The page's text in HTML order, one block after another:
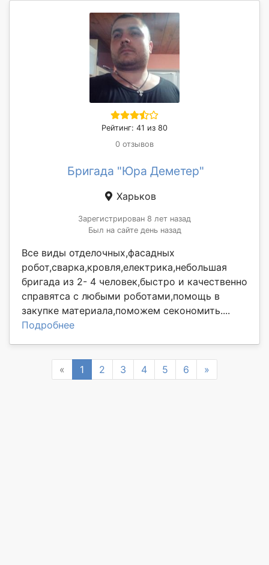
Рейтинг: 41 из 80
0 отзывов
Бригада "Юра Деметер"
Харьков
Зарегистрирован 8 лет назад
Был на сайте день назад
Все виды отделочных,фасадных
робот,сварка,кровля,електрика,небольшая
бригада из 2- 4 человек,быстро и качественно
справятса с любыми роботами,помощь в
закупке материала,поможем секономить....
Подробнее
« Previous
1 2 3 4 5 6 »